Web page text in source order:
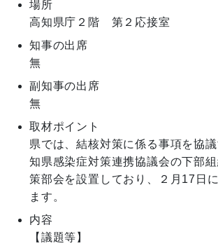
場所
高知県庁２階 第２応接室
知事の出席
無
副知事の出席
無
取材ポイント
県では、結核対策に係る事項を協
知県感染症対策連携協議会の下部
策部会を設置しており、２月17日
ます。
内容
【議題等】